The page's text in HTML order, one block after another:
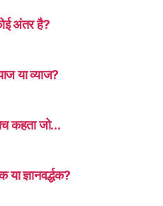
अंतर है?
या व्याज?
कहता जो…
या ज्ञानवर्द्धक?